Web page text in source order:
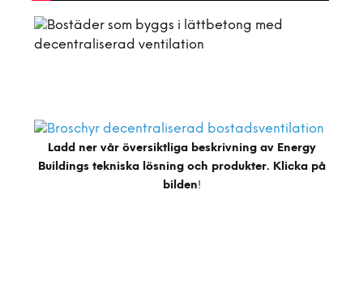
Ladd ner vår översiktliga beskrivning av Energy
Buildings tekniska lösning och produkter. Klicka på
bilden!